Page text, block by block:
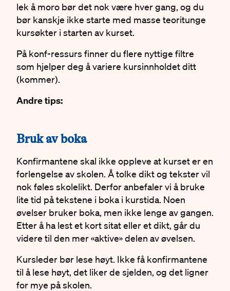
lek å moro bør det nok være hver gang, og du
bør kanskje ikke starte med masse teoritunge
kursøkter i starten av kurset.
På konf-ressurs finner du flere nyttige filtre
som hjelper deg å variere kursinnholdet ditt
(kommer).
Andre tips:
#
Bruk av boka
Konfirmantene skal ikke oppleve at kurset er en
forlengelse av skolen. Å tolke dikt og tekster vil
nok føles skolelikt. Derfor anbefaler vi å bruke
lite tid på tekstene i boka i kurstida. Noen
øvelser bruker boka, men ikke lenge av gangen.
Etter å ha lest et kort sitat eller et dikt, går du
videre til den mer «aktive» delen av øvelsen.
Kursleder bør lese høyt. Ikke få konfirmantene
til å lese høyt, det liker de sjelden, og det ligner
for mye på skolen.